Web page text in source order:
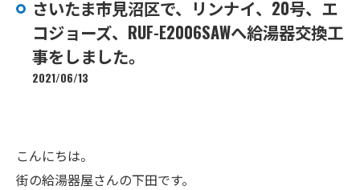
さいたま市見沼区で、リンナイ、20号、エ
コジョーズ、RUF-E2006SAWへ給湯器交換工
事をしました。
2021/06/13
こんにちは。
街の給湯器屋さんの下田です。